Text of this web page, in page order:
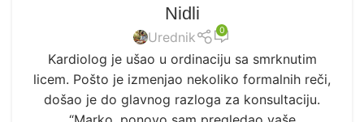
Nidli
Urednik 0
Kardiolog je ušao u ordinaciju sa smrknutim
licem. Pošto je izmenjao nekoliko formalnih reči,
došao je do glavnog razloga za konsultaciju.